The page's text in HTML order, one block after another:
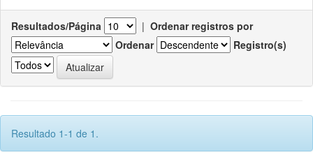
Resultados/Página | Ordenar registros por
Ordenar
Registro(s)
Resultado 1-1 de 1.